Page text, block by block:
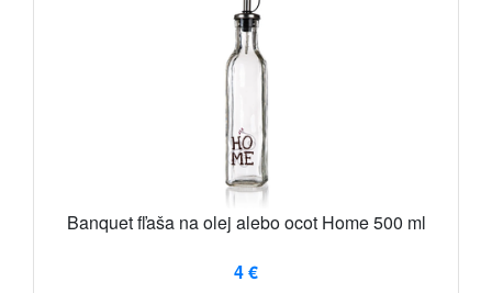
Banquet fľaša na olej alebo ocot Home 500 ml
4 €